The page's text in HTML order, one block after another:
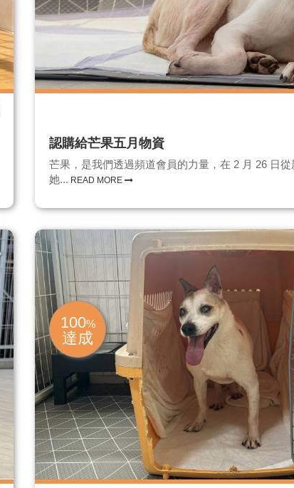
認購給芒果五月物資
芒果，是我們透過頻道會員的力量，在 2 月 26 日從
她... READ MORE
100%
達成